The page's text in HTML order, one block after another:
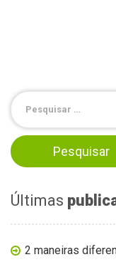
Últimas
2 maneiras